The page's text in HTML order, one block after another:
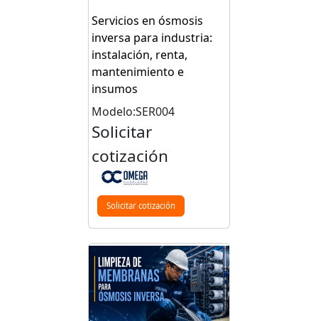
Servicios en ósmosis
inversa para industria:
instalación, renta,
mantenimiento e
insumos
Modelo:SER004
Solicitar
cotización
Solicitar cotización